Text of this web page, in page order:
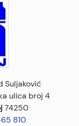
Suljaković
ulica broj 4
74250
810